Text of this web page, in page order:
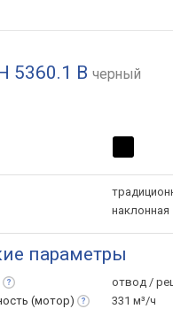
5360.1 B черный
наклонная
параметры
отвод /
(мотор)
331 м³/ч